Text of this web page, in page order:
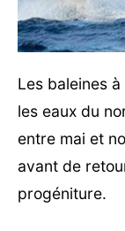
Les baleines
les eaux du
entre mai et
avant de
progéniture.